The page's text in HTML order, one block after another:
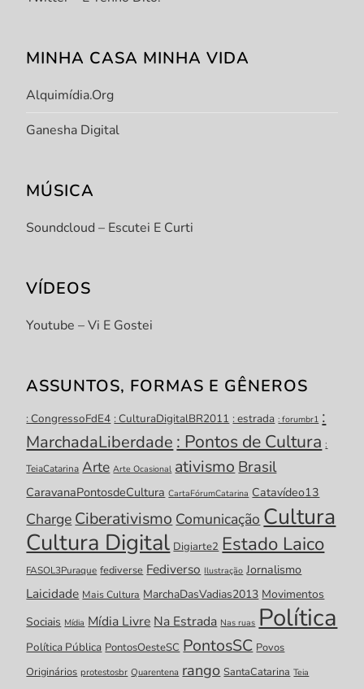
MINHA CASA MINHA VIDA
Alquimídia.org
Ganesha Digital
MÚSICA
Soundcloud – Escutei E Curti
VÍDEOS
Youtube – Vi E Gostei
ASSUNTOS, FORMAS E GÊNEROS
: CongressoFdE4 : CulturaDigitalBR2011 : estrada : forumbr1 :
MarchadaLiberdade : Pontos de Cultura :
TeiaCatarina Arte Arte Ocasional ativismo Brasil
CaravanaPontosdeCultura CartaFórumCatarina Catavídeo13
Charge Ciberativismo Comunicação Cultura
Cultura Digital Digiarte2 Estado Laico
FASOL3Puraque fediverse Fediverso Ilustração Jornalismo
Laicidade Mais Cultura MarchaDasVadias2013 Movimentos
Sociais Mídia Mídia Livre Na Estrada Nas ruas Política
Política Pública PontosOesteSC PontosSC Povos
Originários protestosbr Quarentena rango SantaCatarina Teia